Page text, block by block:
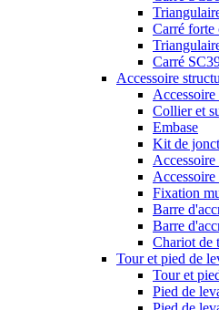
Carré forte
Carré
Accessoire
Accessoire
Collier et
Embase
Kit de
Fixation
Barre
Barre
Chariot de
Tour et pied de
Tour et
Pied de